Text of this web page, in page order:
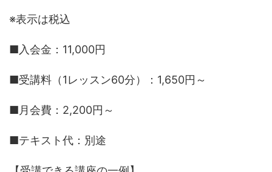
※表示は税込
■入会金：11,000円
■受講料（1レッスン60分）：1,650円～
■月会費：2,200円～
■テキスト代：別途